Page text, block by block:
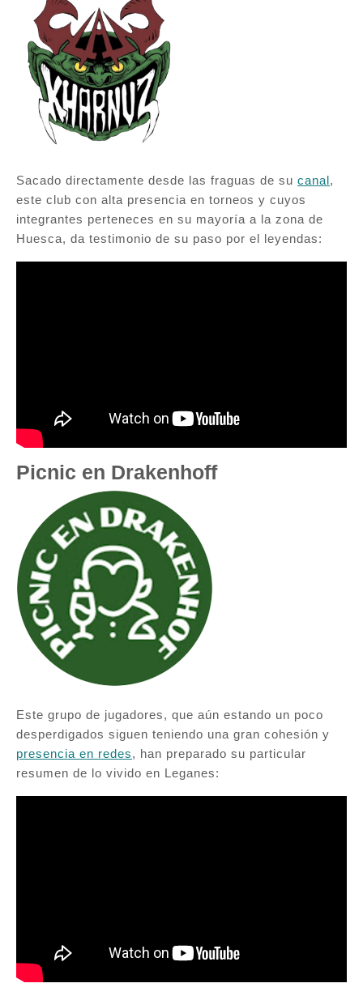
Sacado directamente desde las fraguas de su canal,
este club con alta presencia en torneos y cuyos
integrantes perteneces en su mayoría a la zona de
Huesca, da testimonio de su paso por el leyendas:
Picnic en Drakenhoff
Este grupo de jugadores, que aún estando un poco
desperdigados siguen teniendo una gran cohesión y
presencia en redes, han preparado su particular
resumen de lo vivido en Leganes: